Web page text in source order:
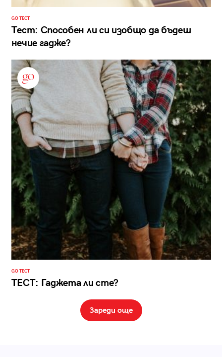
GO ТЕСТ
Тест: Способен ли си изобщо да бъдеш
нечие гадже?
GO ТЕСТ
ТЕСТ: Гаджета ли сте?
Зареди още